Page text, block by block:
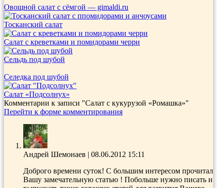
Овощной салат с сёмгой — gimaldi.ru
Тосканский салат
Салат с креветками и помидорами черри
Сельдь под шубой
Селедка под шубой
Салат «Подсолнух»
Комментарии к записи "Салат с кукурузой «Ромашка»"
Перейти к форме комментирования
Андрей Шемонаев | 08.06.2012 15:11
Доброго времени суток! С большим интересом прочитал
Вашу замечательную статью ! Побольше нужно писать и